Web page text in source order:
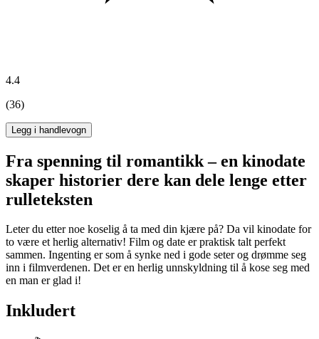
4.4
(36)
Legg i handlevogn
Fra spenning til romantikk – en kinodate
skaper historier dere kan dele lenge etter
rulleteksten
Leter du etter noe koselig å ta med din kjære på? Da vil kinodate for
to være et herlig alternativ! Film og date er praktisk talt perfekt
sammen. Ingenting er som å synke ned i gode seter og drømme seg
inn i filmverdenen. Det er en herlig unnskyldning til å kose seg med
en man er glad i!
Inkludert